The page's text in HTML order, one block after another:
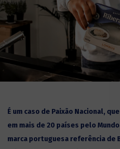
É um caso de Paixão Nacional,
em mais de 20 países pelo
marca portuguesa referência de